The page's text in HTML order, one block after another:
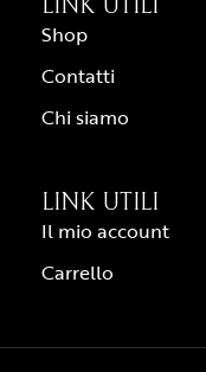
LINK UTILI
Shop
Contatti
Chi siamo
LINK UTILI
Il mio account
Carrello